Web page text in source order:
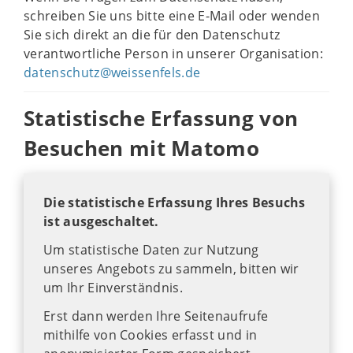
schreiben Sie uns bitte eine E-Mail oder wenden
Sie sich direkt an die für den Datenschutz
verantwortliche Person in unserer Organisation:
datenschutz@weissenfels.de
Statistische Erfassung von
Besuchen mit Matomo
Die statistische Erfassung Ihres Besuchs
ist ausgeschaltet.
Um statistische Daten zur Nutzung
unseres Angebots zu sammeln, bitten wir
um Ihr Einverständnis.
Erst dann werden Ihre Seitenaufrufe
mithilfe von Cookies erfasst und in